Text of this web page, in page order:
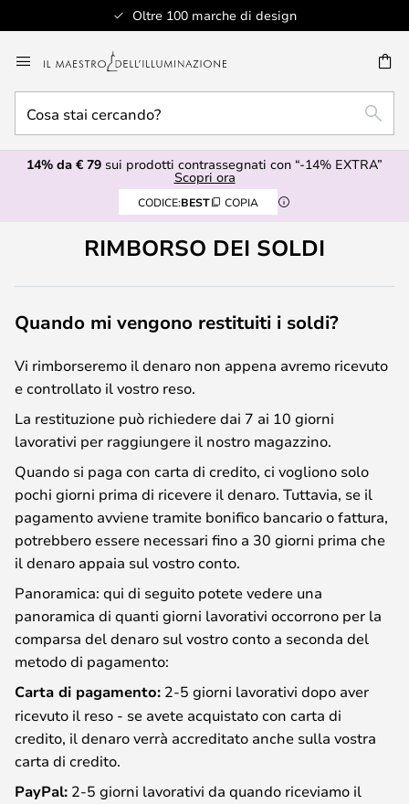
Oltre 100 marche di design
al
contenuto
stai
cercando?
14% da € 79 sui prodotti contrassegnati con “-14% EXTRA”
Scopri ora
CODICE:BEST COPIA
RIMBORSO DEI SOLDI
Quando mi vengono restituiti i soldi?
Vi rimborseremo il denaro non appena avremo ricevuto
e controllato il vostro reso.
La restituzione può richiedere dai 7 ai 10 giorni
lavorativi per raggiungere il nostro magazzino.
Quando si paga con carta di credito, ci vogliono solo
pochi giorni prima di ricevere il denaro. Tuttavia, se il
pagamento avviene tramite bonifico bancario o fattura,
potrebbero essere necessari fino a 30 giorni prima che
il denaro appaia sul vostro conto.
Panoramica: qui di seguito potete vedere una
panoramica di quanti giorni lavorativi occorrono per la
comparsa del denaro sul vostro conto a seconda del
metodo di pagamento:
Carta di pagamento: 2-5 giorni lavorativi dopo aver
ricevuto il reso - se avete acquistato con carta di
credito, il denaro verrà accreditato anche sulla vostra
carta di credito.
PayPal: 2-5 giorni lavorativi da quando riceviamo il